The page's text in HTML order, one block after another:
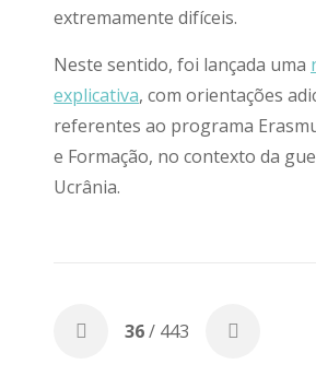
extremamente difíceis.
Neste sentido, foi lançada uma
explicativa, com orientações
referentes ao programa
e Formação, no contexto da
Ucrânia.
36/ 443